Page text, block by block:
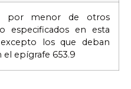
por menor de otros
especificados en esta
los que deban
el epígrafe 653.9